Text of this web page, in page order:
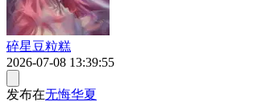
碎星豆粒糕
2026-07-08 13:39:55
发布在无悔华夏